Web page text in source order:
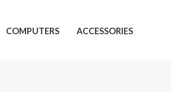
COMPUTERS ACCESSORIES